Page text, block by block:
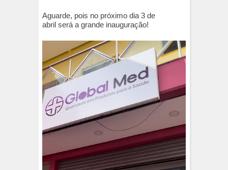
Aguarde, pois no próximo dia 3 de
abril será a grande inauguração!